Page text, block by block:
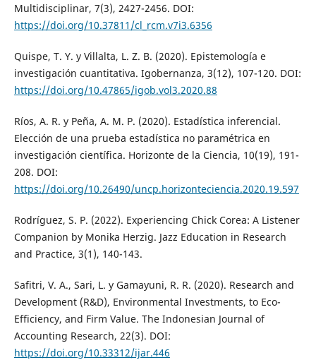
Multidisciplinar, 7(3), 2427-2456. DOI:
https://doi.org/10.37811/cl_rcm.v7i3.6356
Quispe, T. Y. y Villalta, L. Z. B. (2020). Epistemología e
investigación cuantitativa. Igobernanza, 3(12), 107-120. DOI:
https://doi.org/10.47865/igob.vol3.2020.88
Ríos, A. R. y Peña, A. M. P. (2020). Estadística inferencial.
Elección de una prueba estadística no paramétrica en
investigación científica. Horizonte de la Ciencia, 10(19), 191-
208. DOI:
https://doi.org/10.26490/uncp.horizonteciencia.2020.19.597
Rodríguez, S. P. (2022). Experiencing Chick Corea: A Listener
Companion by Monika Herzig. Jazz Education in Research
and Practice, 3(1), 140-143.
Safitri, V. A., Sari, L. y Gamayuni, R. R. (2020). Research and
Development (R&D), Environmental Investments, to Eco-
Efficiency, and Firm Value. The Indonesian Journal of
Accounting Research, 22(3). DOI:
https://doi.org/10.33312/ijar.446